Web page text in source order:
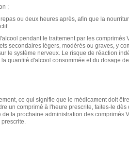
;
ou deux heures après, afin que la
pendant le traitement par les comprimés
secondaires légers, modérés ou graves, y
le système nerveux. Le risque de réaction
quantité d'alcool consommée et du dosage
ce qui signifie que le médicament doit
un comprimé à l'heure prescrite, faites-le dès
la prochaine administration des comprimés